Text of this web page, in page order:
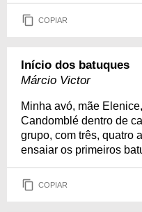
COPIAR
Início dos batuques
Márcio Victor
Minha avó, mãe
Candomblé dentro de
grupo, com três, quatro
ensaiar os primeiros
COPIAR